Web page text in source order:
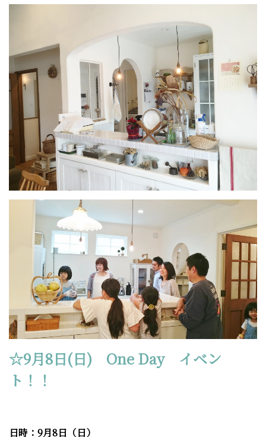
☆9月8日(日) One Day イベン
ト！！
日時：9月8日（日）